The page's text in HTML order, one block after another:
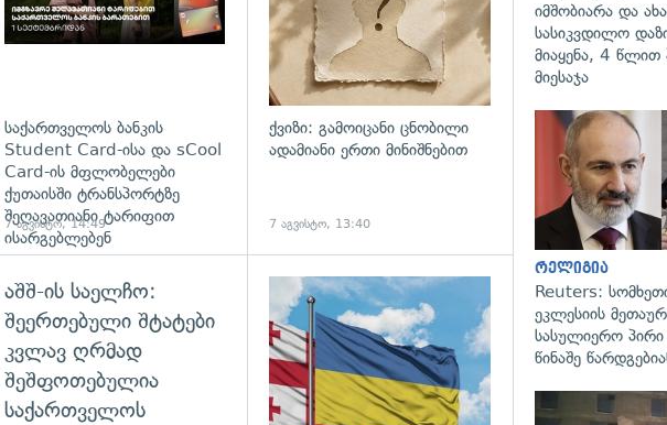
საქართველოს ბანკის
Student Card-ისა და sCool
Card-ის მფლობელები
ქუთაისში ტრანსპორტზე
შეღავათიანი ტარიფით
ისარგებლებენ
7 აგვისტო, 14:49
ქვიზი: გამოიცანი ცნობილი
ადამიანი ერთი მინიშნებით
7 აგვისტო, 13:40
გადახედვა
აშშ-ის საელჩო:
შეერთებული შტატები
კვლავ ღრმად
შეშფოთებულია
საქართველოს
გადახედვა
იმშობიარა და
სასიკვდილო
მიაყენა, 4 წლით
მიესაჯა
რელიგია
Reuters:
ეკლესიის
სასულიერო
წინაშე